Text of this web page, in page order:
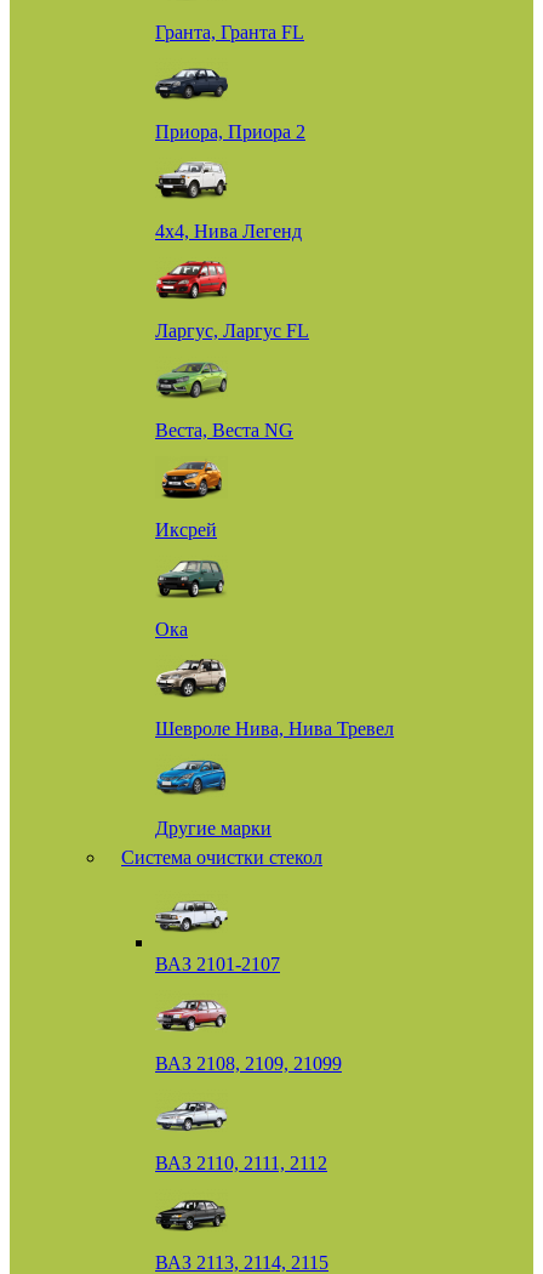
Гранта, Гранта FL
Приора, Приора 2
4х4, Нива Легенд
Ларгус, Ларгус FL
Веста, Веста NG
Иксрей
Ока
Шевроле Нива, Нива Тревел
Другие марки
Система очистки стекол
ВАЗ 2101-2107
ВАЗ 2108, 2109, 21099
ВАЗ 2110, 2111, 2112
ВАЗ 2113, 2114, 2115